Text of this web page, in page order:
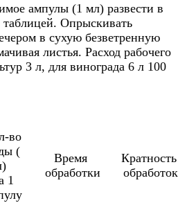
ампулы (1 мл) развести в
таблицей. Опрыскивать
в сухую безветренную
листья. Расход рабочего
3 л, для винограда 6 л 100
во
(
1
Время
обработки
Кратность
обработок